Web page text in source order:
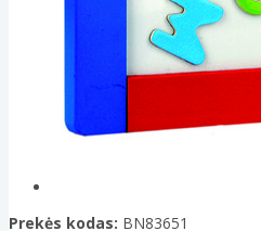
Prekės kodas: BN83651